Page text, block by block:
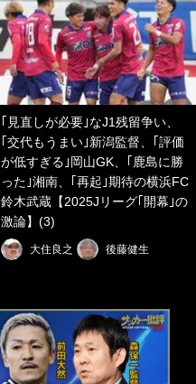
｢見直しが必要｣なJ1残留争い、
｢交代もうまい｣新潟監督、｢評価
が低すぎる｣岡山GK、｢鹿島に勝
った｣湘南、｢再起｣期待の横浜FC
鈴木武蔵【2025Jリーグ｢開幕｣の
激論】(3)
大住良之 後藤健生